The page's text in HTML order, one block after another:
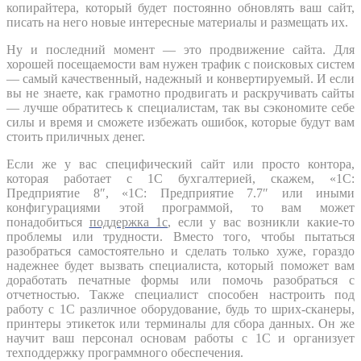
копирайтера, который будет постоянно обновлять ваш сайт,
писать на него новые интересные материалы и размещать их.
Ну и последний момент — это продвижение сайта. Для
хорошей посещаемости вам нужен трафик с поисковых систем
— самый качественный, надежный и конвертируемый. И если
вы не знаете, как грамотно продвигать и раскручивать сайты
— лучше обратитесь к специалистам, так вы сэкономите себе
силы и время и сможете избежать ошибок, которые будут вам
стоить приличных денег.
Если же у вас специфический сайт или просто контора,
которая работает с 1С бухгалтерией, скажем, «1С:
Предприятие 8″, «1С: Предприятие 7.7″ или иными
конфигурациями этой программой, то вам может
понадобиться поддержка 1с, если у вас возникли какие-то
проблемы или трудности. Вместо того, чтобы пытаться
разобраться самостоятельно и сделать только хуже, гораздо
надежнее будет вызвать специалиста, который поможет вам
доработать печатные формы или помочь разобраться с
отчетностью. Также специалист способен настроить под
работу с 1С различное оборудование, будь то шрих-сканеры,
принтеры этикеток или терминалы для сбора данных. Он же
научит ваш персонал основам работы с 1С и организует
техподдержку программного обеспечения.